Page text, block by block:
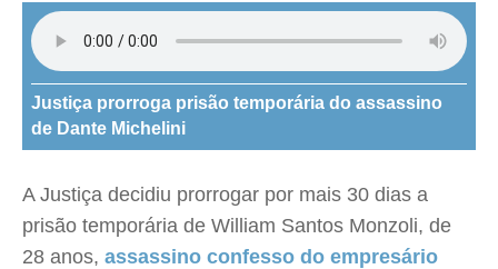
Justiça prorroga prisão temporária do assassino
de Dante Michelini
A Justiça decidiu prorrogar por mais 30 dias a
prisão temporária de William Santos Monzoli, de
28 anos, assassino confesso do empresário